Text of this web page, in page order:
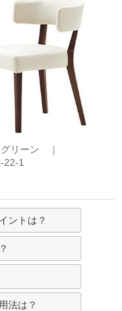
グリーン ｜
22-1
ントは？
法は？